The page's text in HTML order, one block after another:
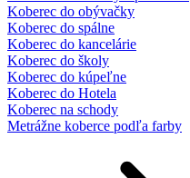
Koberec do obývačky
Koberec do spálne
Koberec do kancelárie
Koberec do školy
Koberec do kúpeľne
Koberec do Hotela
Koberec na schody
Metrážne koberce podľa farby